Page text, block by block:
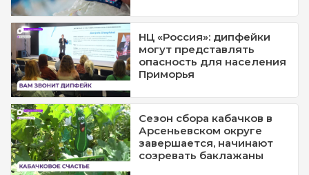
НЦ «Россия»: дипфейки
могут представлять
опасность для населения
Приморья
Сезон сбора кабачков в
Арсеньевском округе
завершается, начинают
созревать баклажаны